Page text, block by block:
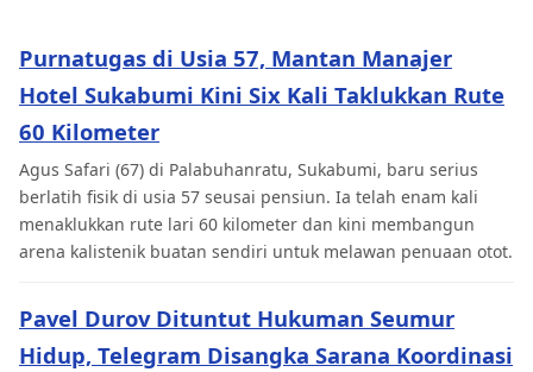
Purnatugas di Usia 57, Mantan Manajer
Hotel Sukabumi Kini Six Kali Taklukkan Rute
60 Kilometer
Agus Safari (67) di Palabuhanratu, Sukabumi, baru serius
berlatih fisik di usia 57 seusai pensiun. Ia telah enam kali
menaklukkan rute lari 60 kilometer dan kini membangun
arena kalistenik buatan sendiri untuk melawan penuaan otot.
Pavel Durov Dituntut Hukuman Seumur
Hidup, Telegram Disangka Sarana Koordinasi